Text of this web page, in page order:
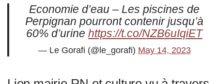
Economie d’eau – Les piscines de
Perpignan pourront contenir jusqu’à
60% d’urine https://t.co/NZB6uIqiET
— Le Gorafi (@le_gorafi) May 14, 2023